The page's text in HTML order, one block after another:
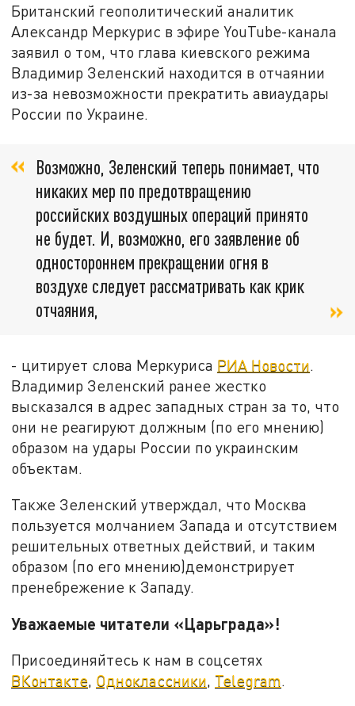
Британский геополитический аналитик
Александр Меркурис в эфире YouTube-канала
заявил о том, что глава киевского режима
Владимир Зеленский находится в отчаянии
из-за невозможности прекратить авиаудары
России по Украине.
Возможно, Зеленский теперь понимает, что
никаких мер по предотвращению
российских воздушных операций принято
не будет. И, возможно, его заявление об
одностороннем прекращении огня в
воздухе следует рассматривать как крик
отчаяния,
- цитирует слова Меркуриса РИА Новости.
Владимир Зеленский ранее жестко
высказался в адрес западных стран за то, что
они не реагируют должным (по его мнению)
образом на удары России по украинским
объектам.
Также Зеленский утверждал, что Москва
пользуется молчанием Запада и отсутствием
решительных ответных действий, и таким
образом (по его мнению)демонстрирует
пренебрежение к Западу.
Уважаемые читатели «Царьграда»!
Присоединяйтесь к нам в соцсетях
ВКонтакте, Одноклассники, Telegram.